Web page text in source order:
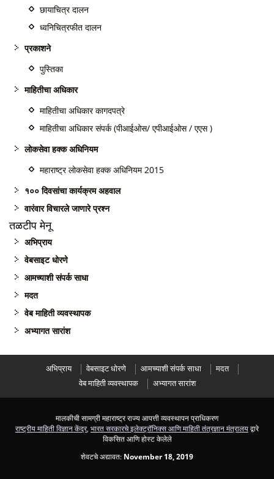
छायाचित्र दालन
ध्वनिचित्रफीत दालन
प्रकाशने
पुस्तिका
माहितीचा अधिकार
माहितीचा अधिकार कागदपत्रे
माहितीचा अधिकार संपर्क (पीआईओस/ एपीआईओस / एएस )
लोकसेवा हक्क अधिनियम
महाराष्ट्र लोकसेवा हक्क अधिनियम 2015
१०० दिवसांचा कार्यक्रम अहवाल
वारंवार विचारले जाणारे प्रश्न
तळटीप मेनू
अभिप्राय
वेबसाइट धोरणे
आमच्याशी संपर्क साधा
मदत
वेब माहिती व्यवस्थापक
अभ्यागत सारांश
अभिप्राय वेबसाइट धोरणे आमच्याशी संपर्क साधा
मदत
वेब माहिती व्यवस्थापक
अभ्यागत सारांश
मालकीची सामग्री महाराष्ट्र राज्य आपत्ती व्यवस्थापन प्राधिकरण
राष्ट्रीय माहिती विज्ञान केंद्र, भारत सरकारचे इलेक्ट्रॉनिक्स आणि माहिती तंत्रज्ञान मंत्रालयद्वारे
विकसित आणि होस्ट केलेले
शेवटचे अद्यावत: November 18, 2019